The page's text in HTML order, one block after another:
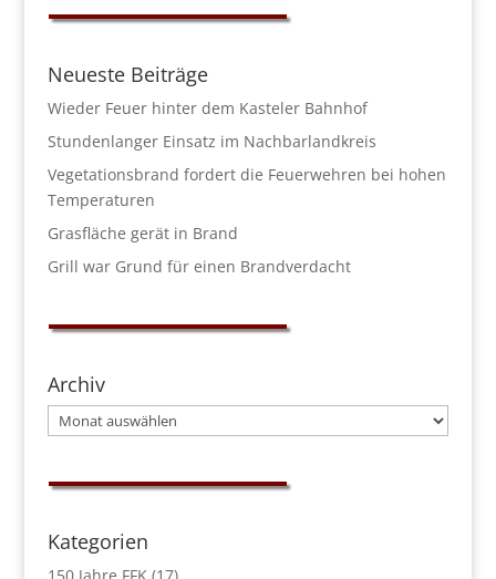
Neueste Beiträge
Wieder Feuer hinter dem Kasteler Bahnhof
Stundenlanger Einsatz im Nachbarlandkreis
Vegetationsbrand fordert die Feuerwehren bei hohen
Temperaturen
Grasfläche gerät in Brand
Grill war Grund für einen Brandverdacht
Archiv
Archiv
Kategorien